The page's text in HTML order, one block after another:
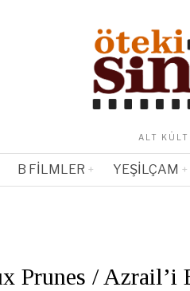
ALT
B FILMLER YEŞILÇAM
Prunes / Azrail’i